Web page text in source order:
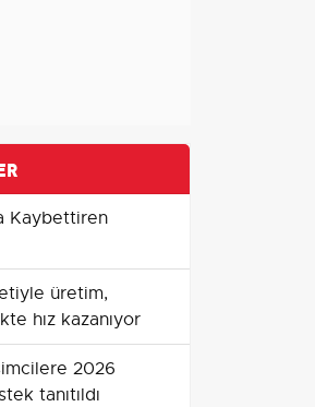
Kaybettiren
üretim,
hız kazanıyor
2026
tanıtıldı